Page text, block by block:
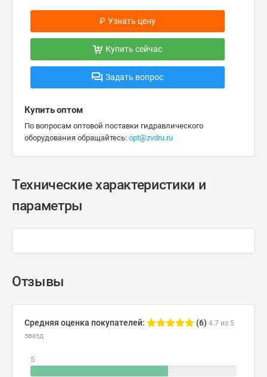
₽ Узнать цену
Купить сейчас
Задать вопрос
Купить оптом
По вопросам оптовой поставки гидравлического
оборудования обращайтесь: opt@zvdru.ru
Технические характеристики и
параметры
Отзывы
Средняя оценка покупателей: (6) 4.7 из 5
звезд
5